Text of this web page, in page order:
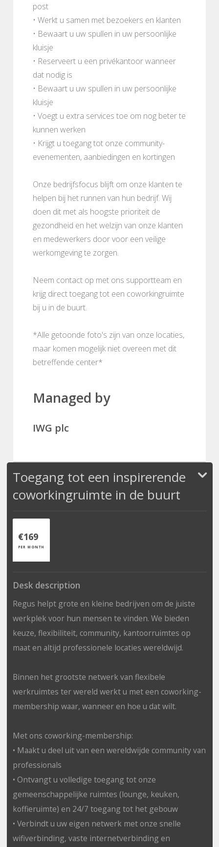
post
• Werkt u samen met bezoekers en klanten
• Bewaart u uw spullen in uw persoonlijke
kluisje
• Reserveert u een privékantoor wanneer
dat nodig is
• Bewaart u uw spullen in uw persoonlijke
kluisje
• Voegt u extra services toe om nog beter te
kunnen werken
• Krijgt u toegang tot onze community-
evenementen, aanbiedingen en kortingen
Onze bedrijfsfocus blijft om onze klanten te
helpen bij het runnen van hun bedrijf. Wij
doen dit met als hoogste prioriteit de
gezondheid en het welzijn van onze klanten
en medewerkers door voor een veilige
werkomgeving te zorgen.
Neem contact op met ons supportteam en
krijg direct toegang tot een coworkingruimte
bij u in de buurt.
*Alle getoonde foto's zijn van onze locaties,
maar komen mogelijk niet overeen met dit
betreffende center*
Managed by
IWG plc
Toegang tot een inspirerende
coworkingruimte in de buurt
€169
PER MONTH
Desk description
Regus helpt grote en kleine bedrijven om de juiste
werkplek voor hun mensen te vinden. We bieden
keuze, flexibiliteit, community, kantoorruimtes op
maat en altijd professionele locaties wereldwijd.
Binnen het grootste netwerk van flexibele
werkruimtes ter wereld werkt u met een coworking-
membership waar, wanneer en hoe u dat wilt.
Met ons coworking-membership:
• Maakt u deel uit van een wereldwijde community van
professionals
• Ontvangt u volledige toegang tot onze
gemeenschappelijke ruimtes (lounge, keuken,
koffieruimte) en 24/7 toegang tot het gebouw
• Verbindt u uw eigen netwerk met onze snelle
wifiverbinding, vaste internetverbinding en